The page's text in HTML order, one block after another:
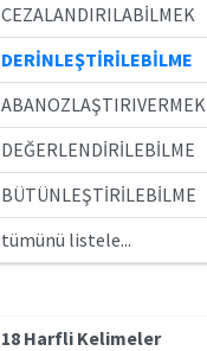
CEZALANDIRILABİLMEK
DERİNLEŞTİRİLEBİLME
ABANOZLAŞTIRIVERMEK
DEĞERLENDİRİLEBİLME
BÜTÜNLEŞTİRİLEBİLME
tümünü listele...
18 Harfli Kelimeler